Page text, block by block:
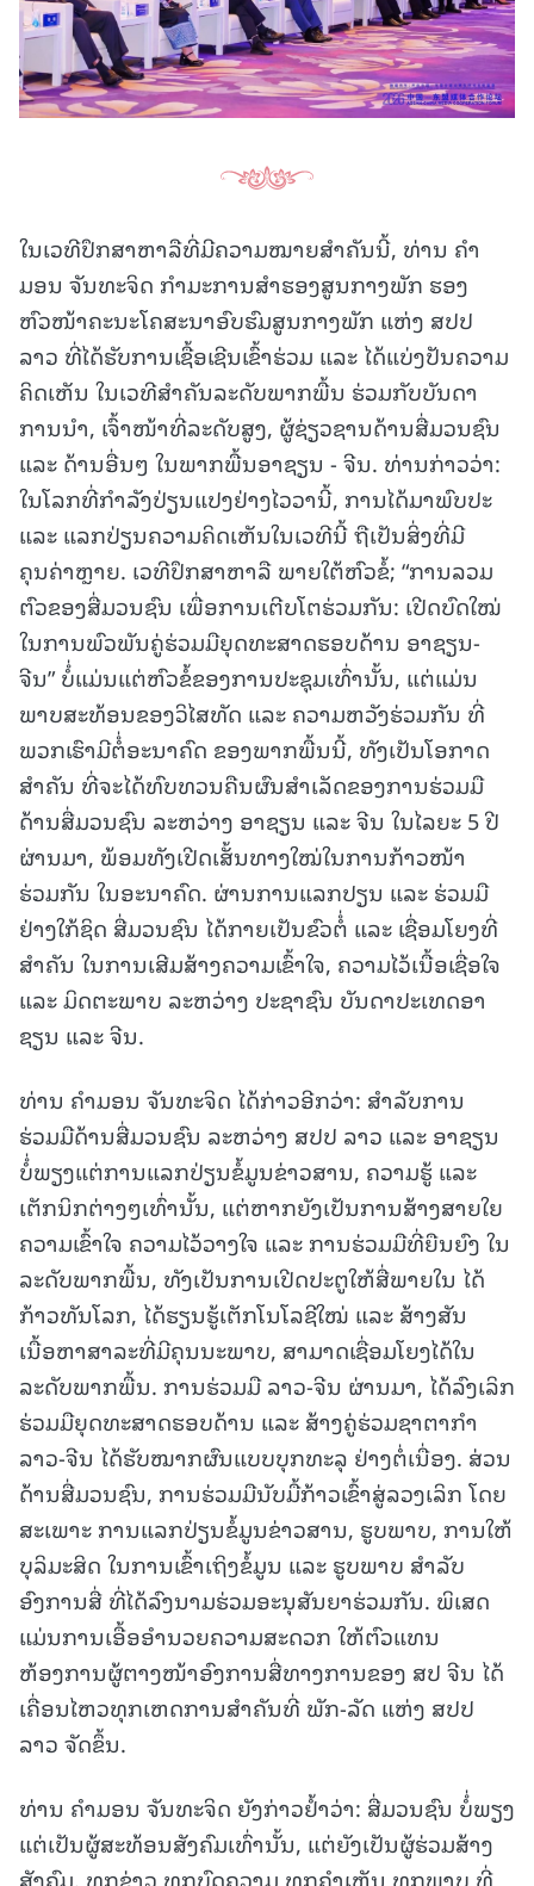
ໃນເວທີປຶກສາຫາລືທີ່ມີຄວາມໝາຍສໍາຄັນນີ້, ທ່ານ ຄໍາ
ມອນ ຈັນທະຈິດ ກໍາມະການສໍາຮອງສູນກາງພັກ ຮອງ
ຫົວໜ້າຄະນະໂຄສະນາອົບຮົມສູນກາງພັກ ແຫ່ງ ສປປ
ລາວ ທີ່ໄດ້ຮັບການເຊື້ອເຊີນເຂົ້າຮ່ວມ ແລະ ໄດ້ແບ່ງປັນຄວາມ
ຄິດເຫັນ ໃນເວທີສໍາຄັນລະດັບພາກພື້ນ ຮ່ວມກັບບັນດາ
ການນໍາ, ເຈົ້າໜ້າທີ່ລະດັບສູງ, ຜູ້ຊ່ຽວຊານດ້ານສື່ມວນຊົນ
ແລະ ດ້ານອື່ນໆ ໃນພາກພື້ນອາຊຽນ - ຈີນ. ທ່ານກ່າວວ່າ:
ໃນໂລກທີ່ກໍາລັງປ່ຽນແປງຢ່າງໄວວານີ້, ການໄດ້ມາພົບປະ
ແລະ ແລກປ່ຽນຄວາມຄິດເຫັນໃນເວທີນີ້ ຖືເປັນສິ່ງທີ່ມີ
ຄຸນຄ່າຫຼາຍ. ເວທີປຶກສາຫາລື ພາຍໃຕ້ຫົວຂໍ້; “ການລວມ
ຕົວຂອງສື່ມວນຊົນ ເພື່ອການເຕີບໂຕຮ່ວມກັນ: ເປີດບົດໃໝ່
ໃນການພົວພັນຄູ່ຮ່ວມມືຍຸດທະສາດຮອບດ້ານ ອາຊຽນ-
ຈີນ” ບໍໍ່ແມ່ນແຕ່ຫົວຂໍ້ຂອງການປະຊຸມເທົ່ານັ້ນ, ແຕ່ແມ່ນ
ພາບສະທ້ອນຂອງວິໄສທັດ ແລະ ຄວາມຫວັງຮ່ວມກັນ ທີ່
ພວກເຮົາມີຕໍໍ່ອະນາຄົດ ຂອງພາກພື້ນນີ້, ທັງເປັນໂອກາດ
ສໍາຄັນ ທີ່ຈະໄດ້ທົບທວນຄືນຜົນສໍາເລັດຂອງການຮ່ວມມື
ດ້ານສື່ມວນຊົນ ລະຫວ່າງ ອາຊຽນ ແລະ ຈີນ ໃນໄລຍະ 5 ປີ
ຜ່ານມາ, ພ້ອມທັງເປີດເສັ້ນທາງໃໝ່ໃນການກ້າວໜ້າ
ຮ່ວມກັນ ໃນອະນາຄົດ. ຜ່ານການແລກປຽນ ແລະ ຮ່ວມມື
ຢ່າງໃກ້ຊິດ ສື່ມວນຊົນ ໄດ້ກາຍເປັນຂົວຕໍໍ່ ແລະ ເຊື່ອມໂຍງທີ່
ສໍາຄັນ ໃນການເສີມສ້າງຄວາມເຂົ້າໃຈ, ຄວາມໄວ້ເນື້ອເຊື່ອໃຈ
ແລະ ມິດຕະພາບ ລະຫວ່າງ ປະຊາຊົນ ບັນດາປະເທດອາ
ຊຽນ ແລະ ຈີນ.
ທ່ານ ຄໍາມອນ ຈັນທະຈິດ ໄດ້ກ່າວອີກວ່າ: ສໍາລັບການ
ຮ່ວມມືດ້ານສື່ມວນຊົນ ລະຫວ່າງ ສປປ ລາວ ແລະ ອາຊຽນ
ບໍໍ່ພຽງແຕ່ການແລກປ່ຽນຂໍ້ມູນຂ່າວສານ, ຄວາມຮູ້ ແລະ
ເຕັກນິກຕ່າງໆເທົ່ານັ້ນ, ແຕ່ຫາກຍັງເປັນການສ້າງສາຍໃຍ
ຄວາມເຂົ້າໃຈ ຄວາມໄວ້ວາງໃຈ ແລະ ການຮ່ວມມືທີ່ຍືນຍົງ ໃນ
ລະດັບພາກພື້ນ, ທັງເປັນການເປີດປະຕູໃຫ້ສື່ພາຍໃນ ໄດ້
ກ້າວທັນໂລກ, ໄດ້ຮຽນຮູ້ເຕັກໂນໂລຊີໃໝ່ ແລະ ສ້າງສັນ
ເນື້ອຫາສາລະທີ່ມີຄຸນນະພາບ, ສາມາດເຊື່ອມໂຍງໄດ້ໃນ
ລະດັບພາກພື້ນ. ການຮ່ວມມື ລາວ-ຈີນ ຜ່ານມາ, ໄດ້ລົງເລິກ
ຮ່ວມມືຍຸດທະສາດຮອບດ້ານ ແລະ ສ້າງຄູ່ຮ່ວມຊາຕາກໍາ
ລາວ-ຈີນ ໄດ້ຮັບໝາກຜົນແບບບຸກທະລຸ ຢ່າງຕໍ່ເນື່ອງ. ສ່ວນ
ດ້ານສື່ມວນຊົນ, ການຮ່ວມມືນັບມື້ກ້າວເຂົ້າສູ່ລວງເລິກ ໂດຍ
ສະເພາະ ການແລກປ່ຽນຂໍ້ມູນຂ່າວສານ, ຮູບພາບ, ການໃຫ້
ບຸລິມະສິດ ໃນການເຂົ້າເຖິງຂໍ້ມູນ ແລະ ຮູບພາບ ສໍາລັບ
ອົງການສື່ ທີ່ໄດ້ລົງນາມຮ່ວມອະນຸສັນຍາຮ່ວມກັນ. ພິເສດ
ແມ່ນການເອື້ອອໍານວຍຄວາມສະດວກ ໃຫ້ຕົວແທນ
ຫ້ອງການຜູ້ຕາງໜ້າອົງການສື່ທາງການຂອງ ສປ ຈີນ ໄດ້
ເຄື່ອນໄຫວທຸກເຫດການສໍາຄັນທີ່ ພັກ-ລັດ ແຫ່ງ ສປປ
ລາວ ຈັດຂຶ້ນ.
ທ່ານ ຄໍາມອນ ຈັນທະຈິດ ຍັງກ່າວຢໍ້າວ່າ: ສື່ມວນຊົນ ບໍໍ່ພຽງ
ແຕ່ເປັນຜູ້ສະທ້ອນສັງຄົມເທົ່ານັ້ນ, ແຕ່ຍັງເປັນຜູ້ຮ່ວມສ້າງ
ສັງຄົມ. ທຸກຂ່າວ ທຸກບົດຄວາມ ທຸກຄໍາເຫັນ ທຸກພາບ ທີ່